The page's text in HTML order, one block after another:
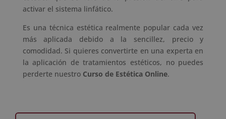
activar el sistema linfático.
Es una técnica estética realmente popular cada vez
más aplicada debido a la sencillez, precio y
comodidad. Si quieres convertirte en una experta en
la aplicación de tratamientos estéticos, no puedes
perderte nuestro Curso de Estética Online.